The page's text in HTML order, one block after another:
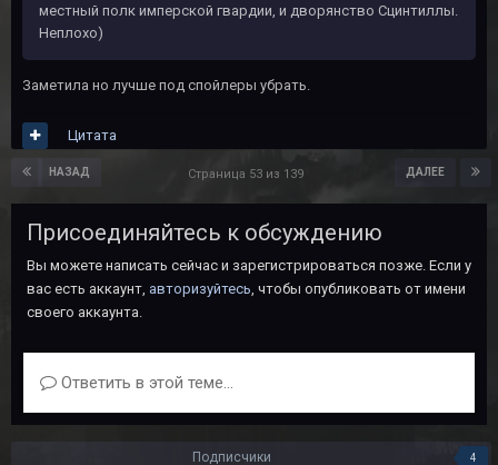
местный полк имперской гвардии, и дворянство Сцинтиллы.
Неплохо)
Заметила но лучше под спойлеры убрать.
Цитата
НАЗАД ДАЛЕЕ
Страница 53 из 139
Присоединяйтесь к обсуждению
Вы можете написать сейчас и зарегистрироваться позже. Если у
вас есть аккаунт, авторизуйтесь, чтобы опубликовать от имени
своего аккаунта.
Ответить в этой теме...
Подписчики 4